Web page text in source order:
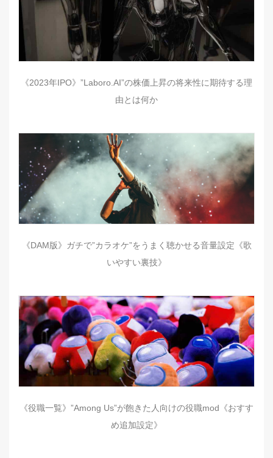
《2023年IPO》”Laboro.AI”の株価上昇の将来性に期待する理
由とは何か
《DAM版》ガチで”カラオケ”をうまく聴かせる音量設定《歌
いやすい裏技》
《役職一覧》”Among Us”が飽きた人向けの役職mod《おすす
め追加設定》